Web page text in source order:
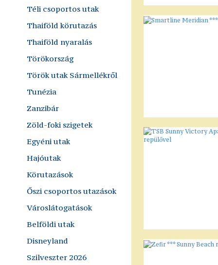
Téli csoportos utak
Thaiföld körutazás
Thaiföld nyaralás
Törökország
Török utak Sármellékről
Tunézia
Zanzibár
Zöld-foki szigetek
Egyéni utak
Hajóutak
Körutazások
Őszi csoportos utazások
Városlátogatások
Belföldi utak
Disneyland
Szilveszter 2026